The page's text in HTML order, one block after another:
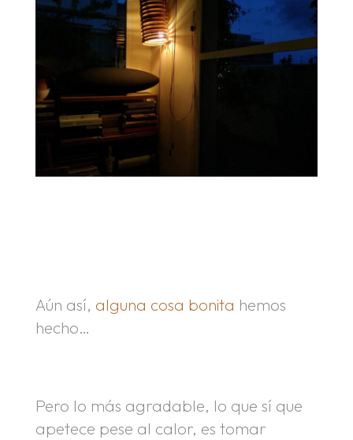
Aún así, alguna cosa bonita hemos
hecho…
Pero lo más agradable, lo que sí que
apetece pese al calor, es tomar